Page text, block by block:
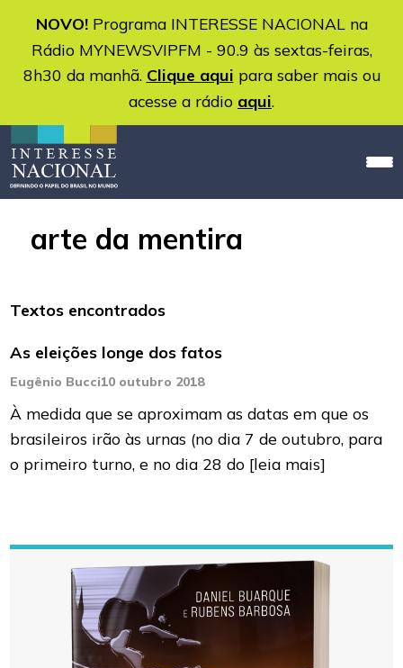
NOVO!Programa INTERESSE NACIONAL na
Rádio MYNEWSVIPFM - 90.9 às sextas-feiras,
8h30 da manhã. Clique aqui para saber mais ou
acesse a rádio aqui.
arte da mentira
Textos encontrados
As eleições longe dos fatos
Eugênio Bucci10 outubro 2018
À medida que se aproximam as datas em que os
brasileiros irão às urnas (no dia 7 de outubro, para
o primeiro turno, e no dia 28 do [leia mais]